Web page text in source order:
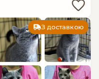
З доставкою